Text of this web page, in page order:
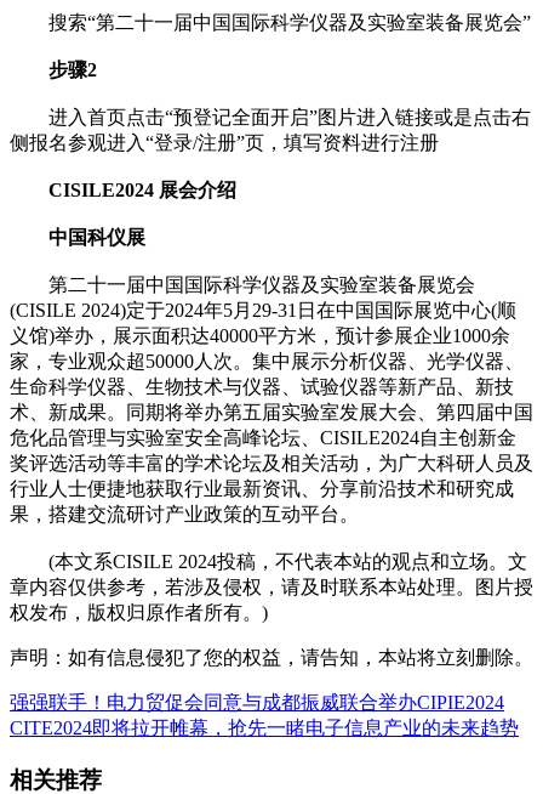
搜索“第二十一届中国国际科学仪器及实验室装备展览会”
步骤2
进入首页点击“预登记全面开启”图片进入链接或是点击右
侧报名参观进入“登录/注册”页，填写资料进行注册
CISILE2024 展会介绍
中国科仪展
第二十一届中国国际科学仪器及实验室装备展览会
(CISILE 2024)定于2024年5月29-31日在中国国际展览中心(顺
义馆)举办，展示面积达40000平方米，预计参展企业1000余
家，专业观众超50000人次。集中展示分析仪器、光学仪器、
生命科学仪器、生物技术与仪器、试验仪器等新产品、新技
术、新成果。同期将举办第五届实验室发展大会、第四届中国
危化品管理与实验室安全高峰论坛、CISILE2024自主创新金
奖评选活动等丰富的学术论坛及相关活动，为广大科研人员及
行业人士便捷地获取行业最新资讯、分享前沿技术和研究成
果，搭建交流研讨产业政策的互动平台。
(本文系CISILE 2024投稿，不代表本站的观点和立场。文
章内容仅供参考，若涉及侵权，请及时联系本站处理。图片授
权发布，版权归原作者所有。)
声明：如有信息侵犯了您的权益，请告知，本站将立刻删除。
强强联手！电力贸促会同意与成都振威联合举办CIPIE2024
CITE2024即将拉开帷幕，抢先一睹电子信息产业的未来趋势
相关推荐